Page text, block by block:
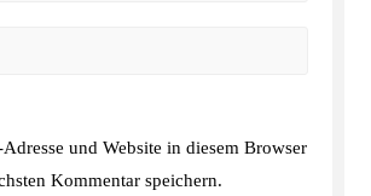
und Website in diesem Browser
Kommentar speichern.